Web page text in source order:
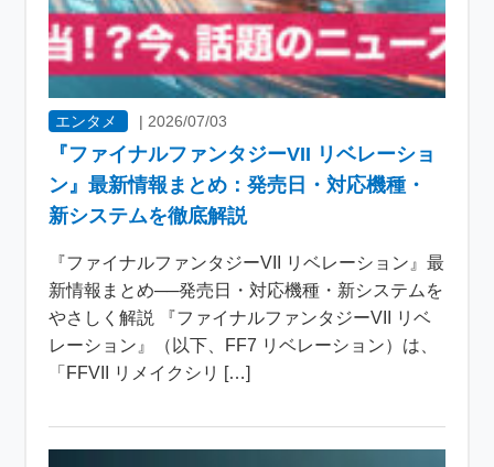
エンタメ | 2026/07/03
『ファイナルファンタジーVII リベレーショ
ン』最新情報まとめ：発売日・対応機種・
新システムを徹底解説
『ファイナルファンタジーVII リベレーション』最
新情報まとめ──発売日・対応機種・新システムを
やさしく解説 『ファイナルファンタジーVII リベ
レーション』（以下、FF7 リベレーション）は、
「FFVII リメイクシリ […]